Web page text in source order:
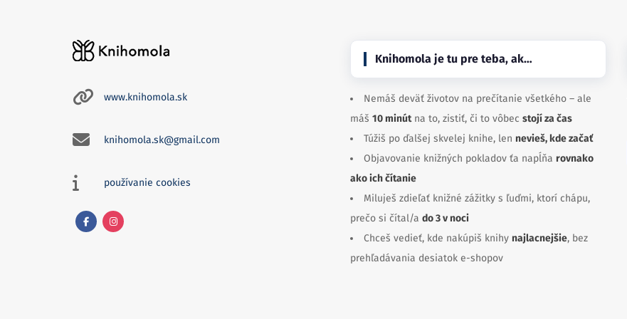
www.knihomola.sk
knihomola.sk@gmail.com
používanie cookies
Knihomola je tu pre teba, ak…
Nemáš deväť životov na prečítanie všetkého – ale
máš 10 minútna to, zistiť, či to vôbec stojí za čas
Túžiš po ďalšej skvelej knihe, len nevieš, kde začať
Objavovanie knižných pokladov ťa napĺňa rovnako
ako ich čítanie
Miluješ zdieľať knižné zážitky s ľuďmi, ktorí chápu,
prečo si čítal/a do 3 v noci
Chceš vedieť, kde nakúpiš knihy najlacnejšie, bez
prehľadávania desiatok e-shopov